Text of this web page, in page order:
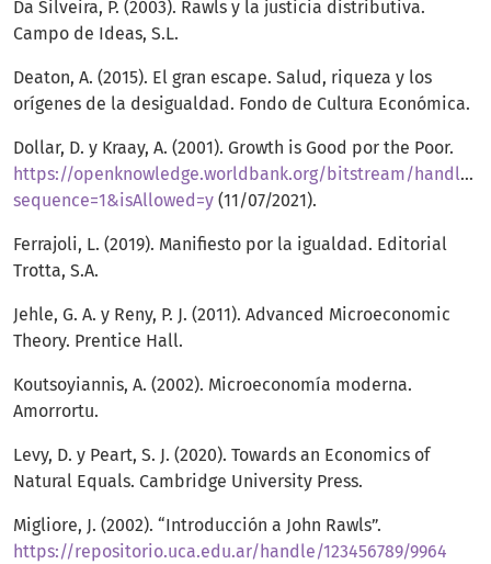
Da Silveira, P. (2003). Rawls y la justicia distributiva.
Campo de Ideas, S.L.
Deaton, A. (2015). El gran escape. Salud, riqueza y los
orígenes de la desigualdad. Fondo de Cultura Económica.
Dollar, D. y Kraay, A. (2001). Growth is Good por the Poor.
https://openknowledge.worldbank.org/bitstream/handle/
sequence=1&isAllowed=y (11/07/2021).
Ferrajoli, L. (2019). Manifiesto por la igualdad. Editorial
Trotta, S.A.
Jehle, G. A. y Reny, P. J. (2011). Advanced Microeconomic
Theory. Prentice Hall.
Koutsoyiannis, A. (2002). Microeconomía moderna.
Amorrortu.
Levy, D. y Peart, S. J. (2020). Towards an Economics of
Natural Equals. Cambridge University Press.
Migliore, J. (2002). “Introducción a John Rawls”.
https://repositorio.uca.edu.ar/handle/123456789/9964